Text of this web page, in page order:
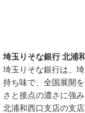
埼玉りそな銀行 北浦
埼玉りそな銀行は、
持ち味で、全国展開
さと接点の濃さに強み
北浦和西口支店の支